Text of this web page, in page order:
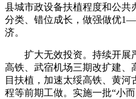
县城市政设备扶植程度和公共
分类、错位成长，做强做优
济。
扩大无效投资。持续开展
高铁、武宿机场三期改扩建、
目扶植，加速太绥高铁、黄
程等前期工做。实施一批“小